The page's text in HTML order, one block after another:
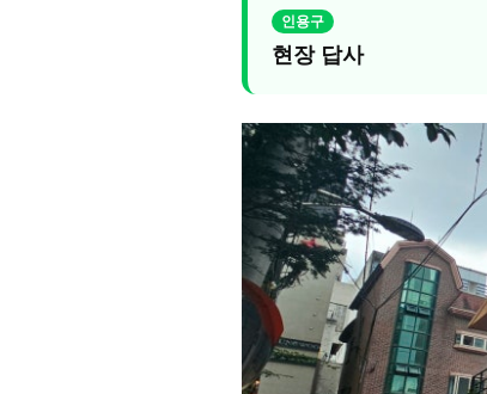
현장 답사